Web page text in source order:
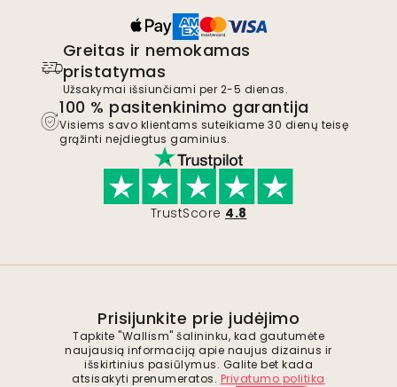
Greitas ir nemokamas
pristatymas
Užsakymai išsiunčiami per 2-5 dienas.
100 % pasitenkinimo garantija
Visiems savo klientams suteikiame 30 dienų teisę
grąžinti neįdiegtus gaminius.
TrustScore 4.8
Prisijunkite prie judėjimo
Tapkite "Wallism" šalininku, kad gautumėte
naujausią informaciją apie naujus dizainus ir
išskirtinius pasiūlymus. Galite bet kada
atsisakyti prenumeratos. Privatumo politika